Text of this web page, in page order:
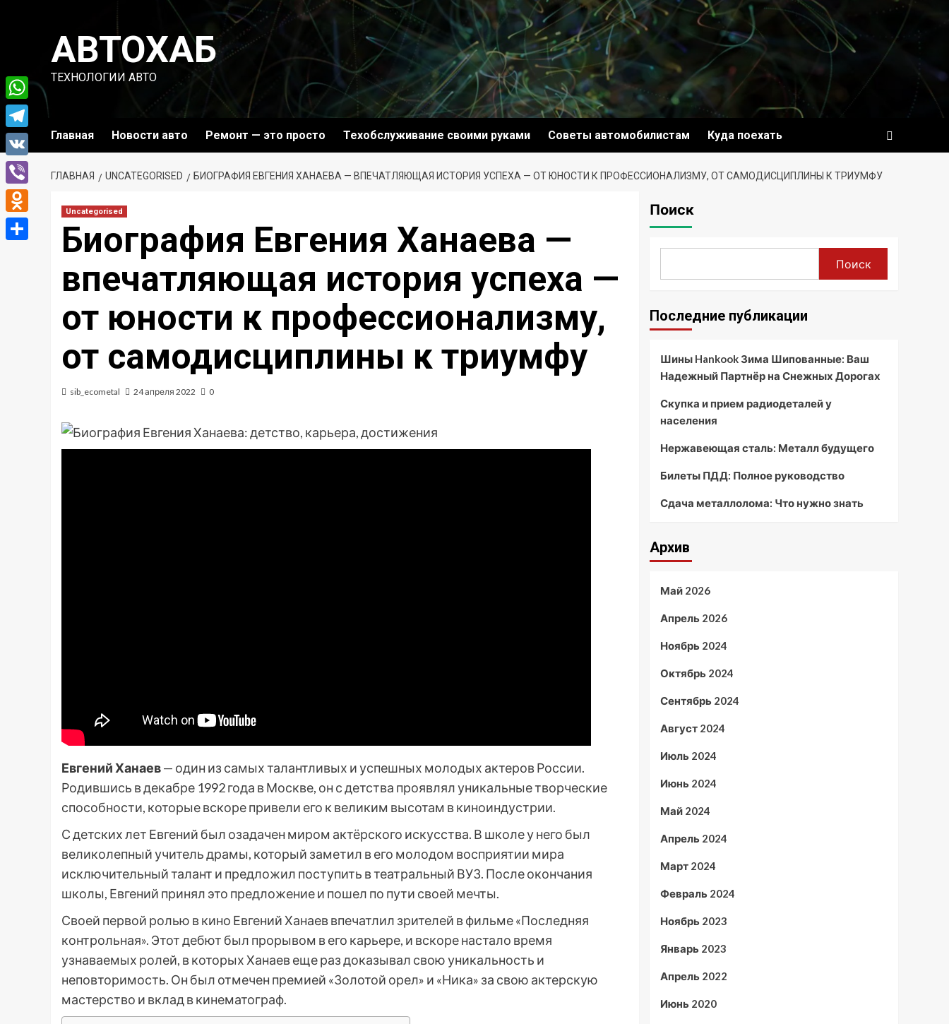
содержимомуАВТОХАБ
ТЕХНОЛОГИИ АВТО
Главная Новости авто Ремонт — это просто Техобслуживание своими руками Советы автомобилистам Куда поехать
ГЛАВНАЯ UNCATEGORISED БИОГРАФИЯ ЕВГЕНИЯ ХАНАЕВА — ВПЕЧАТЛЯЮЩАЯ ИСТОРИЯ УСПЕХА — ОТ ЮНОСТИ К ПРОФЕССИОНАЛИЗМУ, ОТ САМОДИСЦИПЛИНЫ К ТРИУМФУ
Uncategorised
Биография Евгения Ханаева —
впечатляющая история успеха —
от юности к профессионализму,
от самодисциплины к триумфу
sib_ecometal 24 апреля 2022 0
Евгений Ханаев— один из самых талантливых и успешных молодых актеров России.
Родившись в декабре 1992 года в Москве, он с детства проявлял уникальные творческие
способности, которые вскоре привели его к великим высотам в киноиндустрии.
С детских лет Евгений был озадачен миром актёрского искусства. В школе у него был
великолепный учитель драмы, который заметил в его молодом восприятии мира
исключительный талант и предложил поступить в театральный ВУЗ. После окончания
школы, Евгений принял это предложение и пошел по пути своей мечты.
Своей первой ролью в кино Евгений Ханаев впечатлил зрителей в фильме «Последняя
контрольная». Этот дебют был прорывом в его карьере, и вскоре настало время
узнаваемых ролей, в которых Ханаев еще раз доказывал свою уникальность и
неповторимость. Он был отмечен премией «Золотой орел» и «Ника» за свою актерскую
мастерство и вклад в кинематограф.
Поиск
Поиск
Последние публикации
Шины Hankook Зима Шипованные: Ваш
Надежный Партнёр на Снежных Дорогах
Скупка и прием радиодеталей у
населения
Нержавеющая сталь: Металл будущего
Билеты ПДД: Полное руководство
Сдача металлолома: Что нужно знать
Архив
Май 2026
Апрель 2026
Ноябрь 2024
Октябрь 2024
Сентябрь 2024
Август 2024
Июль 2024
Июнь 2024
Май 2024
Апрель 2024
Март 2024
Февраль 2024
Ноябрь 2023
Январь 2023
Апрель 2022
Июнь 2020
WhatsApp
Telegram
VK
Viber
Odnoklassniki
Отправить